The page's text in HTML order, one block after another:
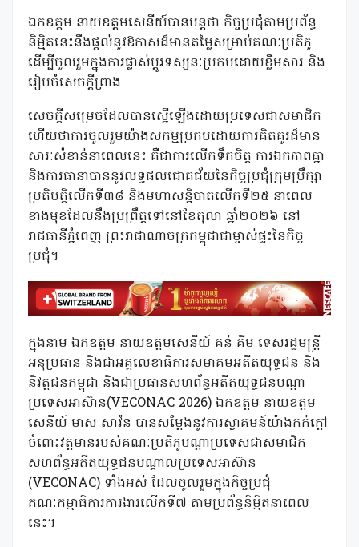
ឯកឧត្តម នាយឧត្តមសេនីយ៍បានបន្តថា កិច្ចប្រជុំតាមប្រព័ន្ធ
និម្មិតនេះនឹងផ្តល់នូវឱកាសដ៏មានតម្លៃសម្រាប់គណៈប្រតិភូ
ដើម្បីចូលរួមក្នុងការផ្លាស់ប្តូរទស្សនៈប្រកបដោយខ្លឹមសារ និង
រៀបចំសេចក្តីព្រាង
សេចក្តីសម្រេចដែលបានស្នើឡើងដោយប្រទេសជាសមាជិក
ហើយថាការចូលរួមយ៉ាងសកម្មប្រកបដោយការគិតគូរដ៏មាន
សារៈសំខាន់នាពេលនេះ គឺជាការលើកទឹកចិត្ត ការឯកភាពគ្នា
និងការធានាបាននូវលទ្ធផលជោគជ័យនៃកិច្ចប្រជុំក្រុមប្រឹក្សា
ប្រតិបត្តិលើកទី៣៨ និងមហាសន្និបាតលើកទី២៥ នាពេល
ខាងមុខដែលនឹងប្រព្រឹត្តទៅនៅខែតុលា ឆ្នាំ២០២៦ នៅ
រាជធានីភ្នំពេញ ព្រះរាជាណាចក្រកម្ពុជាជាម្ចាស់ផ្ទះនៃកិច្ច
ប្រជុំ។
ក្នុងនាម ឯកឧត្តម នាយឧត្តមសេនីយ៍ គន់ គីម ទេសរដ្ឋមន្ត្រី
អនុប្រធាន និងជាអគ្គលេខាធិការសមាគមអតីតយុទ្ធជន និង
និវត្តជនកម្ពុជា និងជាប្រធានសហព័ន្ធអតីតយុទ្ធជនបណ្តា
ប្រទេសអាស៊ាន(VECONAC 2026) ឯកឧត្តម នាយឧត្តម
សេនីយ៍ មាស សាវ៉ន បានសម្តែងនូវការស្វាគមន៍យ៉ាងកក់ក្តៅ
ចំពោះវត្តមានរបស់គណៈប្រតិភូបណ្តាប្រទេសជាសមាជិក
សហព័ន្ធអតីតយុទ្ធជនបណ្តាលប្រទេសអាស៊ាន
(VECONAC) ទាំងអស់ ដែលចូលរួមក្នុងកិច្ចប្រជុំ
គណៈកម្មាធិការការងារលើកទី៧ តាមប្រព័ន្ធនិម្មិតនាពេល
នេះ។